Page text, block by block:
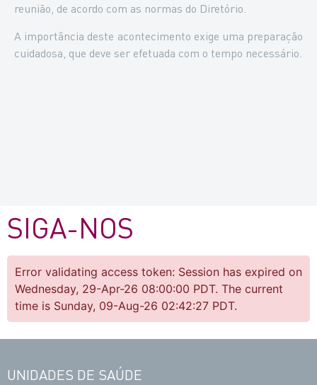
reunião, de acordo com as normas do Diretório.
A importância deste acontecimento exige uma preparação
cuidadosa, que deve ser efetuada com o tempo necessário.
SIGA-NOS
Error validating access token: Session has expired on
Wednesday, 29-Apr-26 08:00:00 PDT. The current
time is Sunday, 09-Aug-26 02:42:27 PDT.
UNIDADES DE SAÚDE